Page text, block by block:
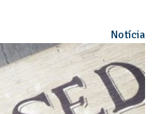
Notícia